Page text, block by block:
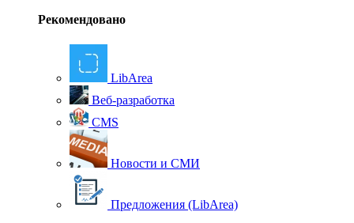
Рекомендовано
LibArea
Веб-разработка
CMS
Новости и СМИ
Предложения (LibArea)